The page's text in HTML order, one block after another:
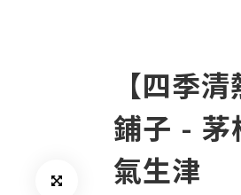
【四季
鋪子 - 茅
氣生津